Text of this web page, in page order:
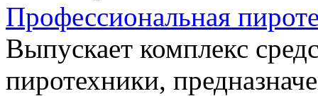
Профессиональная
Выпускает комплекс
пиротехники,